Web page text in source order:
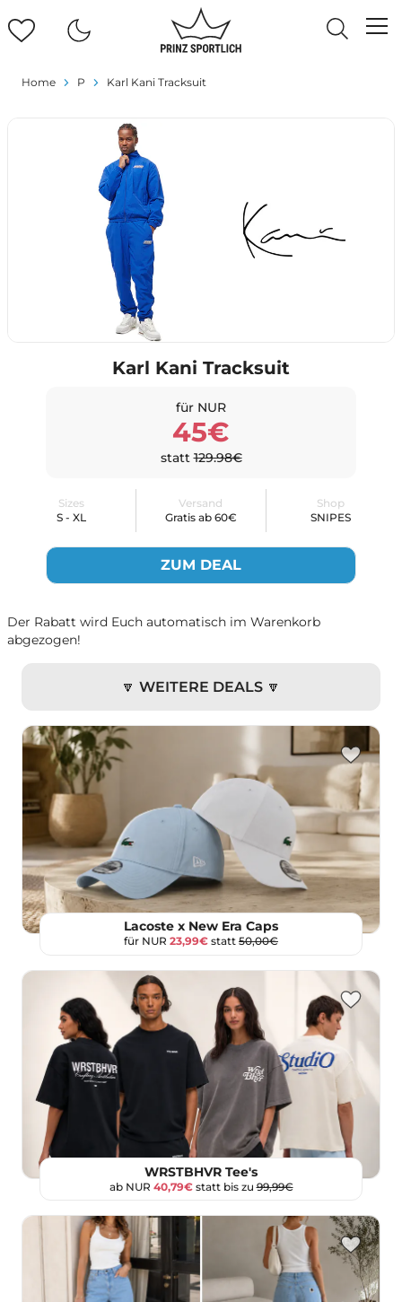
Home P Karl Kani Tracksuit
Karl Kani Tracksuit
für NUR
45€
statt129.98€
Sizes
S - XL
Versand
Gratis ab 60€
Shop
SNIPES
ZUM DEAL
Der Rabatt wird Euch automatisch im Warenkorb
abgezogen!
🔽 WEITERE DEALS 🔽
Lacoste x New Era Caps
für NUR 23,99€ statt 50,00€
WRSTBHVR Tee's
ab NUR 40,79€statt bis zu99,99€